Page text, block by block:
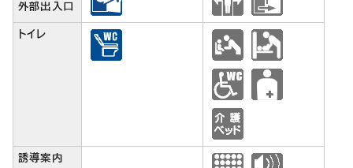
外部出入口
トイレ
誘導案内